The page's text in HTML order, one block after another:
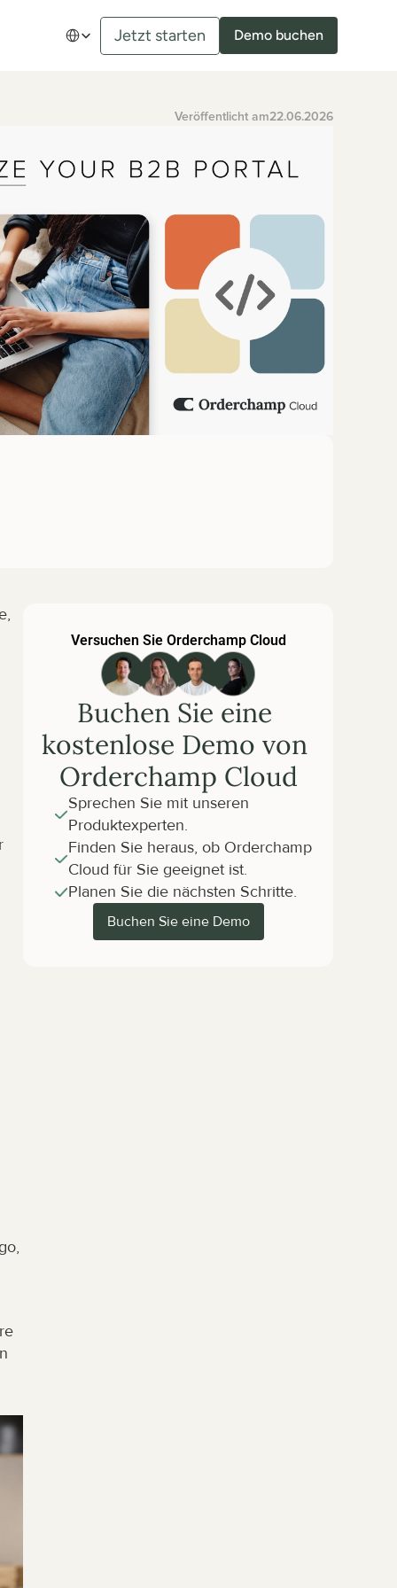
Select Language
Jetzt starten Demo buchen
Veröffentlicht am22.06.2026
Versuchen Sie Orderchamp Cloud
Buchen Sie eine
kostenlose Demo von
Orderchamp Cloud
Sprechen Sie mit unseren
Produktexperten.
Finden Sie heraus, ob Orderchamp
Cloud für Sie geeignet ist.
Planen Sie die nächsten Schritte.
Buchen Sie eine Demo